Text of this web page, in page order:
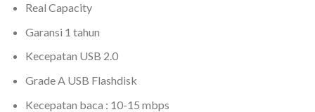
Real Capacity
Garansi 1 tahun
Kecepatan USB 2.0
Grade A USB Flashdisk
Kecepatan baca : 10-15 mbps